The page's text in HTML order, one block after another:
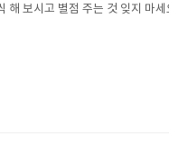
해 보시고 별점 주는 것 잊지 마세